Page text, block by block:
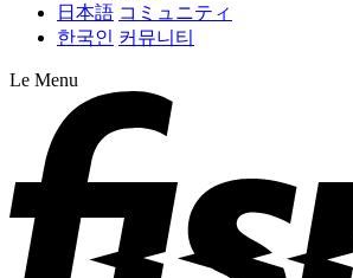
日本語 コミュニティ
한국인 커뮤니티
Le Menu